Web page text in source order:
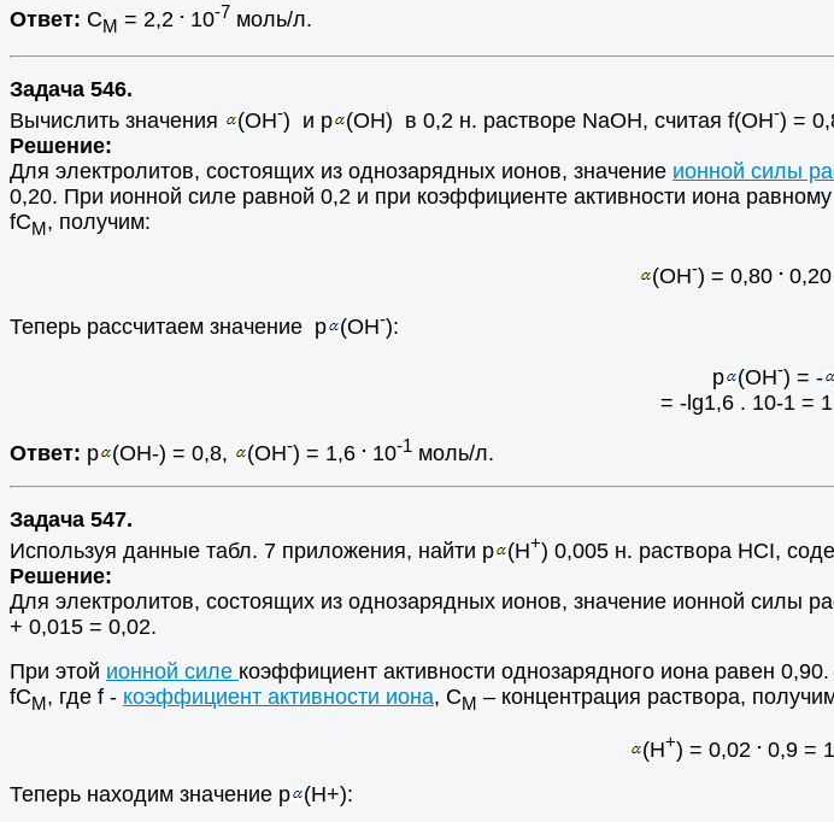
Ответ: CM = 2,2 . 10-7 моль/л.
Задача 546.
Вычислить значения
(OH-) и p (OH) в 0,2 н. растворе NaОН, считая f(OH-) =
Решение:
Для электролитов, состоящих из однозарядных ионов, значение ионной силы
0,20. При ионной силе равной 0,2 и при коэффициенте активности иона
fCM, получим:
(OH-) = 0,80 .
Теперь рассчитаем значение p (OH-):
p (OH-) = -
= -lg1,6 . 10-1 =
Ответ: p (OH-) = 0,8, (OH-) = 1,6 . 10-1 моль/л.
Задача 547.
Используя данные табл. 7 приложения, найти p (H+) 0,005 н. раствора НСI,
Решение:
Для электролитов, состоящих из однозарядных ионов, значение ионной силы
+ 0,015 = 0,02.
При этой ионной силе коэффициент активности однозарядного иона равен
fCM, где f - коэффициент активности иона, СМ – концентрация раствора,
(H+) = 0,02 . 0,9 =
Теперь находим значение p (H+):